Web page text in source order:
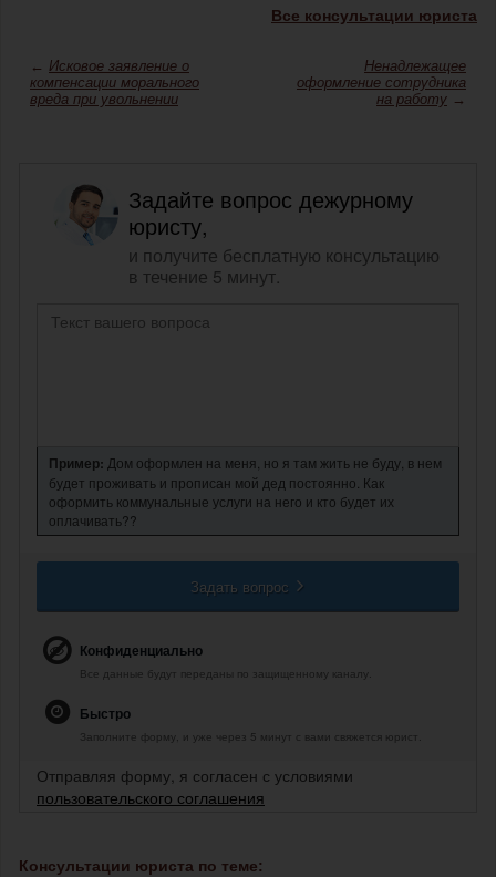
Все консультации юриста
← Исковое заявление о
компенсации морального
вреда при увольнении
Ненадлежащее
оформление сотрудника
на работу →
Задайте вопрос дежурному
юристу,
и получите бесплатную консультацию
в течение 5 минут.
Пример: Дом оформлен на меня, но я там жить не буду, в нем
будет проживать и прописан мой дед постоянно. Как
оформить коммунальные услуги на него и кто будет их
оплачивать??
Задать вопрос
Конфиденциально
Все данные будут переданы по защищенному каналу.
Быстро
Заполните форму, и уже через 5 минут с вами свяжется юрист.
Отправляя форму, я согласен с условиями
пользовательского соглашения
Консультации юриста по теме: